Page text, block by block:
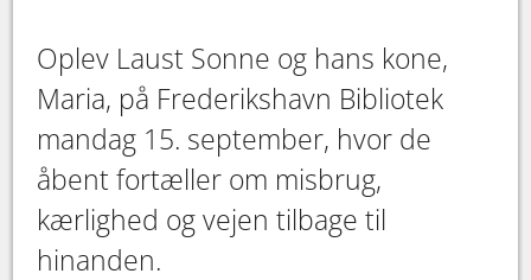
Oplev Laust Sonne og hans kone,
Maria, på Frederikshavn Bibliotek
mandag 15. september, hvor de
åbent fortæller om misbrug,
kærlighed og vejen tilbage til
hinanden.